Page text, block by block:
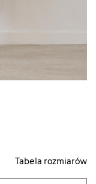
Tabela rozmiarów